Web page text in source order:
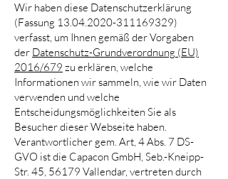
Wir haben diese Datenschutzerklärung
(Fassung 13.04.2020-311169329)
verfasst, um Ihnen gemäß der Vorgaben
der Datenschutz-Grundverordnung (EU)
2016/679 zu erklären, welche
Informationen wir sammeln, wie wir Daten
verwenden und welche
Entscheidungsmöglichkeiten Sie als
Besucher dieser Webseite haben.
Verantwortlicher gem. Art, 4 Abs. 7 DS-
GVO ist die Capacon GmbH, Seb.-Kneipp-
Str. 45, 56179 Vallendar, vertreten durch